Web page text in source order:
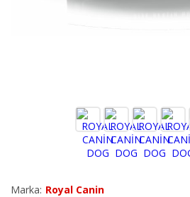
Marka: Royal Canin